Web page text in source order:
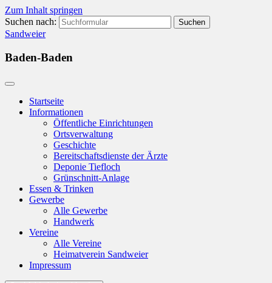
Zum Inhalt springen
Suchen nach:
Sandweier
Baden-Baden
Startseite
Informationen
Öffentliche Einrichtungen
Ortsverwaltung
Geschichte
Bereitschaftsdienste der Ärzte
Deponie Tiefloch
Grünschnitt-Anlage
Essen & Trinken
Gewerbe
Alle Gewerbe
Handwerk
Vereine
Alle Vereine
Heimatverein Sandweier
Impressum